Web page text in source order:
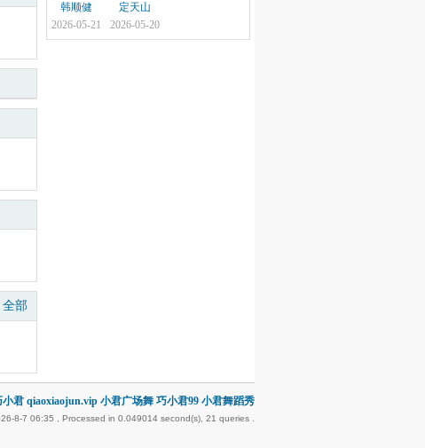
全部
韩顺健
2026-05-21
定天山
2026-05-20
小君 qiaoxiaojun.vip 小君广场舞 巧小君99 小君舞蹈秀
8-7 06:35 , Processed in 0.049014 second(s), 21 queries .